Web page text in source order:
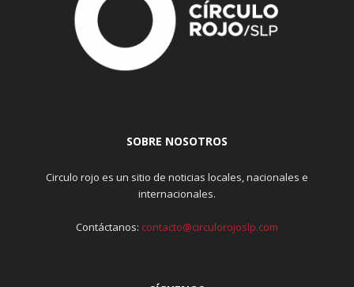
SOBRE NOSOTROS
Circulo rojo es un sitio de noticias locales, nacionales e
internacionales.
Contáctanos: contacto@circulorojoslp.com